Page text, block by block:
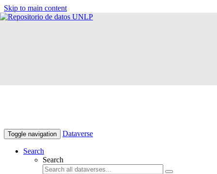
Skip to main content
Toggle navigation Dataverse
Search
Search